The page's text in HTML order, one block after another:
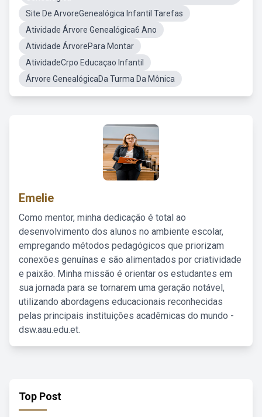
Site De ArvoreGenealógica Infantil Tarefas
Atividade Árvore Genealógica6 Ano
Atividade ÁrvorePara Montar
AtividadeCrpo Educaçao Infantil
Árvore GenealógicaDa Turma Da Mônica
Emelie
Como mentor, minha dedicação é total ao
desenvolvimento dos alunos no ambiente escolar,
empregando métodos pedagógicos que priorizam
conexões genuínas e são alimentados por criatividade
e paixão. Minha missão é orientar os estudantes em
sua jornada para se tornarem uma geração notável,
utilizando abordagens educacionais reconhecidas
pelas principais instituições acadêmicas do mundo -
dsw.aau.edu.et.
Top Post